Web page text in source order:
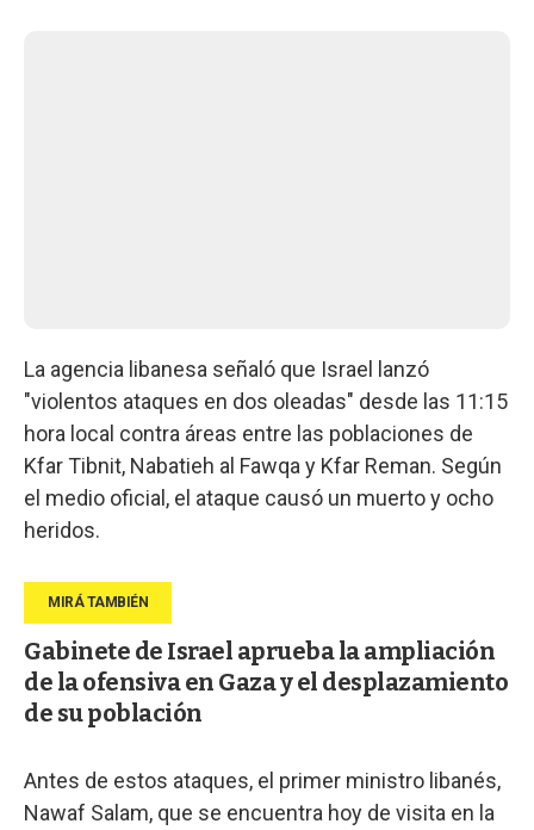
La agencia libanesa señaló que Israel lanzó
"violentos ataques en dos oleadas" desde las 11:15
hora local contra áreas entre las poblaciones de
Kfar Tibnit, Nabatieh al Fawqa y Kfar Reman. Según
el medio oficial, el ataque causó un muerto y ocho
heridos.
Gabinete de Israel aprueba la ampliación
de la ofensiva en Gaza y el desplazamiento
de su población
Antes de estos ataques, el primer ministro libanés,
Nawaf Salam, que se encuentra hoy de visita en la